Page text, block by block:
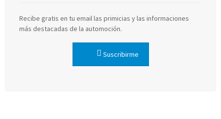
Recibe gratis en tu email las primicias y las informaciones
más destacadas de la automoción.
Suscribirme